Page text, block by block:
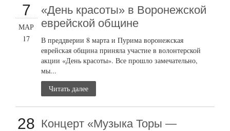
7
МАР
17
«День красоты» в Воронежской
еврейской общине
В преддверии 8 марта и Пурима воронежская
еврейская община приняла участие в волонтерской
акции «День красоты». Все прошло замечательно,
мы...
Читать далее
28 Концерт «Музыка Торы —